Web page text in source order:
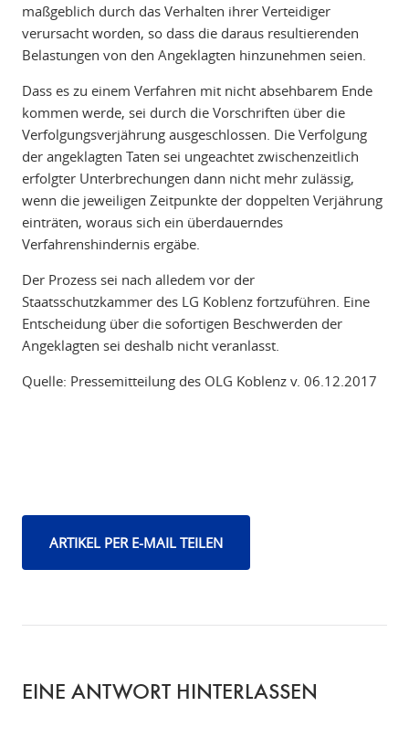
maßgeblich durch das Verhalten ihrer Verteidiger
verursacht worden, so dass die daraus resultierenden
Belastungen von den Angeklagten hinzunehmen seien.
Dass es zu einem Verfahren mit nicht absehbarem Ende
kommen werde, sei durch die Vorschriften über die
Verfolgungsverjährung ausgeschlossen. Die Verfolgung
der angeklagten Taten sei ungeachtet zwischenzeitlich
erfolgter Unterbrechungen dann nicht mehr zulässig,
wenn die jeweiligen Zeitpunkte der doppelten Verjährung
einträten, woraus sich ein überdauerndes
Verfahrenshindernis ergäbe.
Der Prozess sei nach alledem vor der
Staatsschutzkammer des LG Koblenz fortzuführen. Eine
Entscheidung über die sofortigen Beschwerden der
Angeklagten sei deshalb nicht veranlasst.
Quelle: Pressemitteilung des OLG Koblenz v. 06.12.2017
ARTIKEL PER E-MAIL TEILEN
EINE ANTWORT HINTERLASSEN